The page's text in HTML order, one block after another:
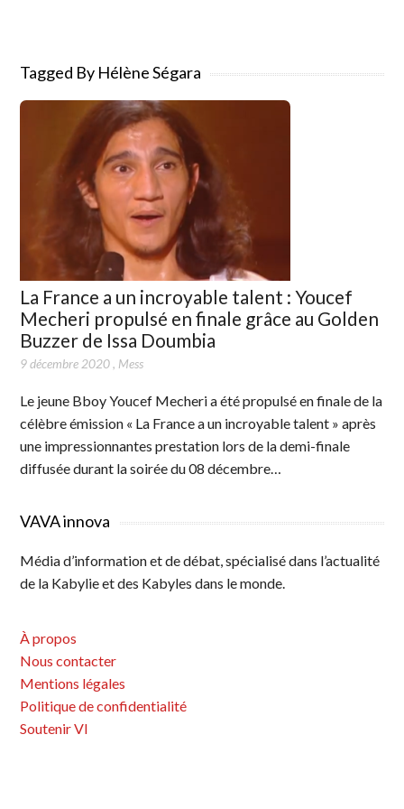
Tagged By Hélène Ségara
La France a un incroyable talent : Youcef
Mecheri propulsé en finale grâce au Golden
Buzzer de Issa Doumbia
9 décembre 2020, Mess
Le jeune Bboy Youcef Mecheri a été propulsé en finale de la
célèbre émission « La France a un incroyable talent » après
une impressionnantes prestation lors de la demi-finale
diffusée durant la soirée du 08 décembre…
VAVA innova
Média d’information et de débat, spécialisé dans l’actualité
de la Kabylie et des Kabyles dans le monde.
À propos
Nous contacter
Mentions légales
Politique de confidentialité
Soutenir VI